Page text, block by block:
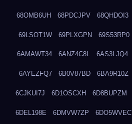
68OMB6UH 68PDCJPV 68QHDOI3
69LSOT1W 69PLXGPN 69S53RP0
6AMAWT34 6ANZ4C8L 6AS3LJQ4
6AYEZFQ7 6B0V87BD 6BA9R10Z
6CJKUI7J 6D1OSCXH 6D8BUPZM
6DEL198E 6DMVW7ZP 6DO5WVEC